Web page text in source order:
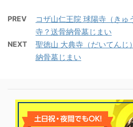
PREV
コザ山仁王院 球陽寺（きゅ
寺？送骨納骨墓じまい
NEXT
聖徳山 大典寺（だいてんじ
納骨墓じまい